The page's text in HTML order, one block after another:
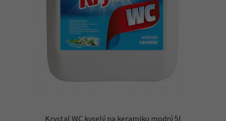
Krystal WC kyselý na keramiku modrý 5l